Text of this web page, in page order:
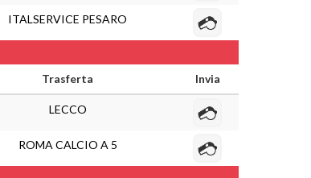
ITALSERVICE PESARO
Trasferta Invia
LECCO
ROMA CALCIO A 5